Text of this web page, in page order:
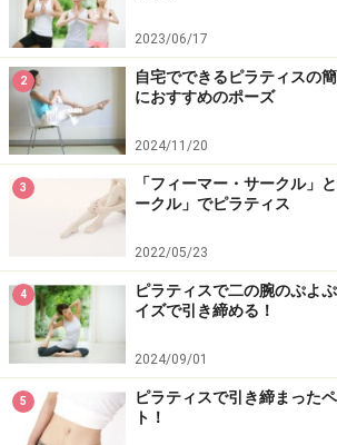
2023/06/17
2
自宅でできるピラティスの
におすすめのポーズ
2024/11/20
3
「フィーマー・サークル」
ークル」でピラティス
2022/05/23
4
ピラティスで二の腕のぷよ
イズで引き締める！
2024/09/01
5
ピラティスで引き締まった
ト！